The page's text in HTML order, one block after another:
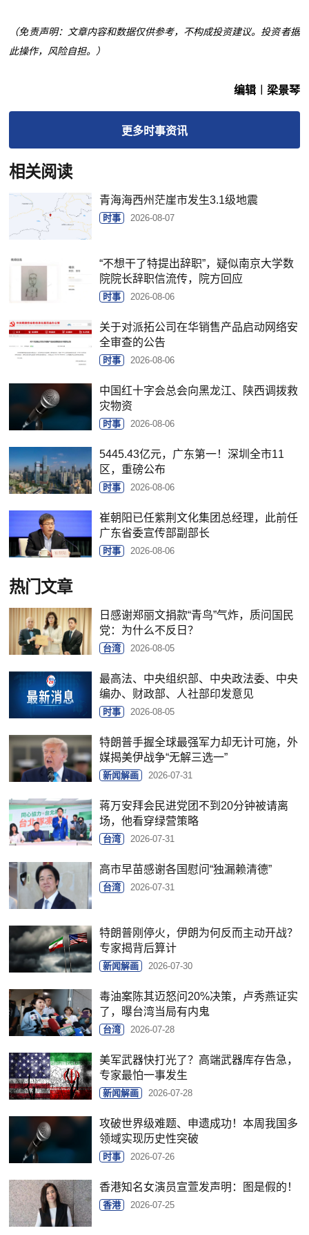
（免责声明：文章内容和数据仅供参考，不构成投资建议。投资者据
此操作，风险自担。）
编辑︱梁景琴
更多时事资讯
相关阅读
青海海西州茫崖市发生3.1级地震
时事 2026-08-07
“不想干了特提出辞职”，疑似南京大学数
院院长辞职信流传，院方回应
时事 2026-08-06
关于对派拓公司在华销售产品启动网络安
全审查的公告
时事 2026-08-06
中国红十字会总会向黑龙江、陕西调拨救
灾物资
时事 2026-08-06
5445.43亿元，广东第一！深圳全市11
区，重磅公布
时事 2026-08-06
崔朝阳已任紫荆文化集团总经理，此前任
广东省委宣传部副部长
时事 2026-08-06
热门文章
日感谢郑丽文捐款“青鸟”气炸，质问国民
党：为什么不反日？
台湾 2026-08-05
最高法、中央组织部、中央政法委、中央
编办、财政部、人社部印发意见
时事 2026-08-05
特朗普手握全球最强军力却无计可施，外
媒揭美伊战争“无解三选一”
新闻解画 2026-07-31
蒋万安拜会民进党团不到20分钟被请离
场，他看穿绿营策略
台湾 2026-07-31
高市早苗感谢各国慰问“独漏赖清德”
台湾 2026-07-31
特朗普刚停火，伊朗为何反而主动开战？
专家揭背后算计
新闻解画 2026-07-30
毒油案陈其迈怒问20%决策，卢秀燕证实
了，曝台湾当局有内鬼
台湾 2026-07-28
美军武器快打光了？高端武器库存告急，
专家最怕一事发生
新闻解画 2026-07-28
攻破世界级难题、申遗成功！本周我国多
领域实现历史性突破
时事 2026-07-26
香港知名女演员宣萱发声明：图是假的！
香港 2026-07-25